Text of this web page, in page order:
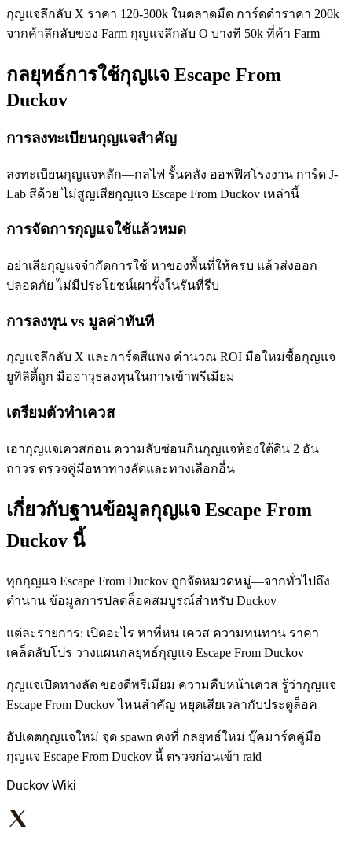
กุญแจลึกลับ X ราคา 120-300k ในตลาดมืด การ์ดดำราคา 200k
จากค้าลึกลับของ Farm กุญแจลึกลับ O บางที 50k ที่ค้า Farm
กลยุทธ์การใช้กุญแจ Escape From
Duckov
การลงทะเบียนกุญแจสำคัญ
ลงทะเบียนกุญแจหลัก—กลไฟ รั้นคลัง ออฟฟิศโรงงาน การ์ด J-
Lab สีด้วย ไม่สูญเสียกุญแจ Escape From Duckov เหล่านี้
การจัดการกุญแจใช้แล้วหมด
อย่าเสียกุญแจจำกัดการใช้ หาของพื้นที่ให้ครบ แล้วส่งออก
ปลอดภัย ไม่มีประโยชน์เผารั้งในรันที่รีบ
การลงทุน vs มูลค่าทันที
กุญแจลึกลับ X และการ์ดสีแพง คำนวณ ROI มือใหม่ซื้อกุญแจ
ยูทิลิตี้ถูก มืออาวุธลงทุนในการเข้าพรีเมียม
เตรียมตัวทำเควส
เอากุญแจเควสก่อน ความลับซ่อนกินกุญแจห้องใต้ดิน 2 อัน
ถาวร ตรวจคู่มือหาทางลัดและทางเลือกอื่น
เกี่ยวกับฐานข้อมูลกุญแจ Escape From
Duckov นี้
ทุกกุญแจ Escape From Duckov ถูกจัดหมวดหมู่—จากทั่วไปถึง
ตำนาน ข้อมูลการปลดล็อคสมบูรณ์สำหรับ Duckov
แต่ละรายการ: เปิดอะไร หาที่หน เควส ความทนทาน ราคา
เคล็ดลับโปร วางแผนกลยุทธ์กุญแจ Escape From Duckov
กุญแจเปิดทางลัด ของดีพรีเมียม ความคืบหน้าเควส รู้ว่ากุญแจ
Escape From Duckov ไหนสำคัญ หยุดเสียเวลากับประตูล็อค
อัปเดตกุญแจใหม่ จุด spawn คงที่ กลยุทธ์ใหม่ บุ๊คมาร์คคู่มือ
กุญแจ Escape From Duckov นี้ ตรวจก่อนเข้า raid
Duckov Wiki